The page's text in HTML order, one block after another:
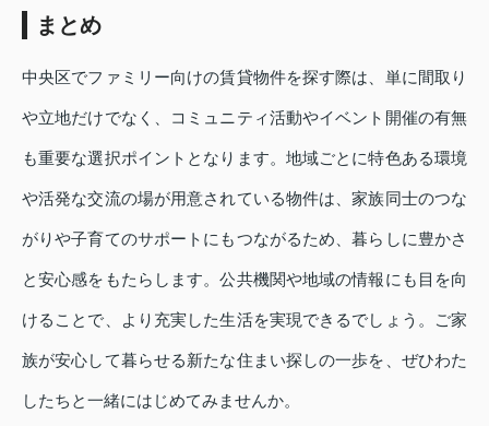
まとめ
中央区でファミリー向けの賃貸物件を探す際は、単に間取り
や立地だけでなく、コミュニティ活動やイベント開催の有無
も重要な選択ポイントとなります。地域ごとに特色ある環境
や活発な交流の場が用意されている物件は、家族同士のつな
がりや子育てのサポートにもつながるため、暮らしに豊かさ
と安心感をもたらします。公共機関や地域の情報にも目を向
けることで、より充実した生活を実現できるでしょう。ご家
族が安心して暮らせる新たな住まい探しの一歩を、ぜひわた
したちと一緒にはじめてみませんか。